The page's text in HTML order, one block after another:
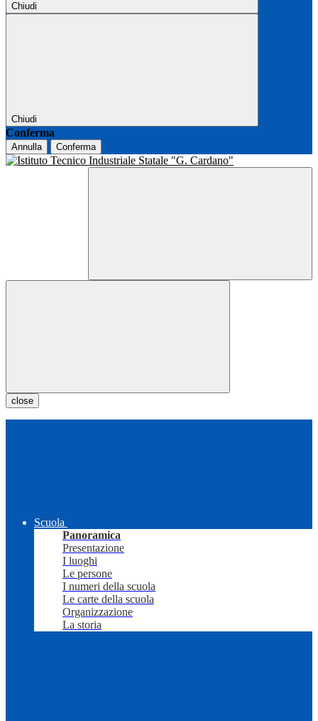
Chiudi
Chiudi
Conferma
Annulla Conferma
close
Scuola
Panoramica
Presentazione
I luoghi
Le persone
I numeri della scuola
Le carte della scuola
Organizzazione
La storia